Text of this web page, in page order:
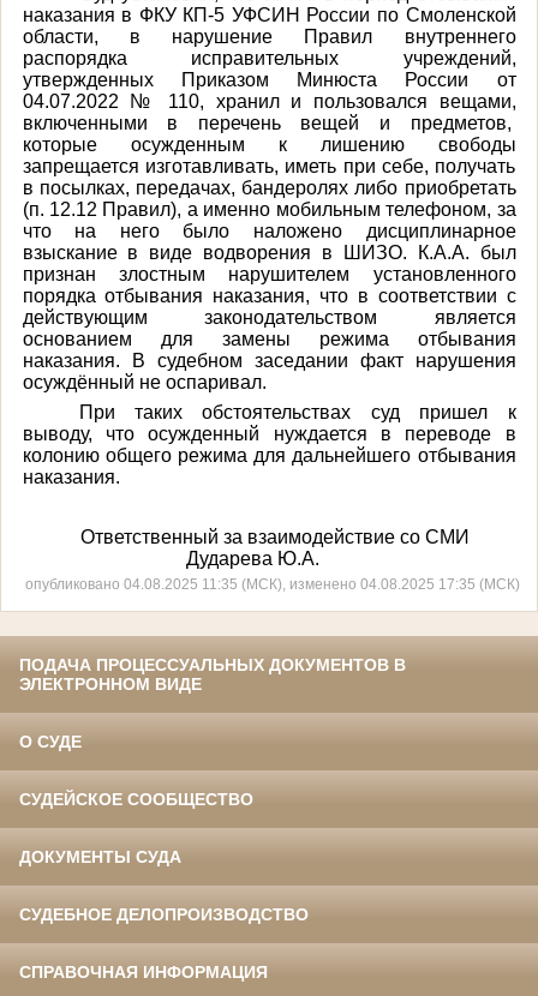
наказания в ФКУ КП-5 УФСИН России по Смоленской
области, в нарушение Правил внутреннего
распорядка исправительных учреждений,
утвержденных Приказом Минюста России от
04.07.2022 № 110,
хранил и пользовался вещами,
включенными в перечень вещей и предметов,
которые осужденным к лишению свободы
запрещается изготавливать, иметь при себе, получать
в посылках, передачах, бандеролях либо приобретать
(п. 12.12 Правил), а именно мобильным телефоном, за
что на него было наложено дисциплинарное
взыскание в виде водворения в ШИЗО. К.А.А. был
признан злостным нарушителем установленного
порядка отбывания наказания, что в соответствии с
действующим законодательством является
основанием для замены режима отбывания
наказания. В судебном заседании факт нарушения
осуждённый не оспаривал.
При таких обстоятельствах суд пришел к
выводу, что осужденный нуждается в переводе в
колонию общего режима для дальнейшего отбывания
наказания.
Ответственный за взаимодействие со СМИ
Дударева Ю.А.
опубликовано 04.08.2025 11:35 (МСК), изменено 04.08.2025 17:35 (МСК)
ПОДАЧА ПРОЦЕССУАЛЬНЫХ ДОКУМЕНТОВ В
ЭЛЕКТРОННОМ ВИДЕ
О СУДЕ
СУДЕЙСКОЕ СООБЩЕСТВО
ДОКУМЕНТЫ СУДА
СУДЕБНОЕ ДЕЛОПРОИЗВОДСТВО
СПРАВОЧНАЯ ИНФОРМАЦИЯ